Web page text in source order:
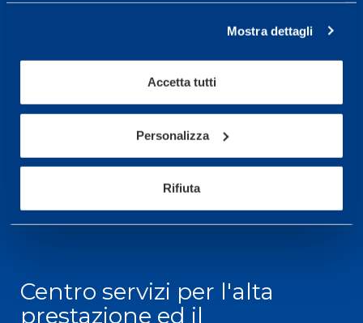
Mostra dettagli
Accetta tutti
Personalizza
Rifiuta
21057 Olgiate Olona (Varese) Italia.
Per prenotare una visita o avere ulteriori
lunedì a venerdì 9.30-12.30 e 14.30-17.30.
ORARI DI APERTURA RECEPTION
08.30 - 18.30
Centro servizi per l'alta
prestazione ed il